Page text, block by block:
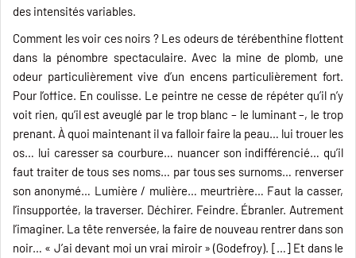
des intensités variables.
Comment les voir ces noirs ? Les odeurs de térébenthine flottent
dans la pénombre spectaculaire. Avec la mine de plomb, une
odeur particulièrement vive d’un encens particulièrement fort.
Pour l’office. En coulisse. Le peintre ne cesse de répéter qu’il n’y
voit rien, qu’il est aveuglé par le trop blanc – le luminant –, le trop
prenant. À quoi maintenant il va falloir faire la peau… lui trouer les
os… lui caresser sa courbure… nuancer son indifférencié… qu’il
faut traiter de tous ses noms… par tous ses surnoms… renverser
son anonymé… Lumière / mulière… meurtrière… Faut la casser,
l’insupportée, la traverser. Déchirer. Feindre. Ébranler. Autrement
l’imaginer. La tête renversée, la faire de nouveau rentrer dans son
noir… « J’ai devant moi un vrai miroir » (Godefroy). […] Et dans le